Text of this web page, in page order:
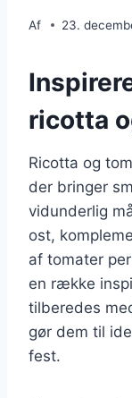
Af 23.
ricotta
Ricotta og
der bringer
vidunderlig
ost,
af tomater
en række
tilberedes
gør dem til
fest.